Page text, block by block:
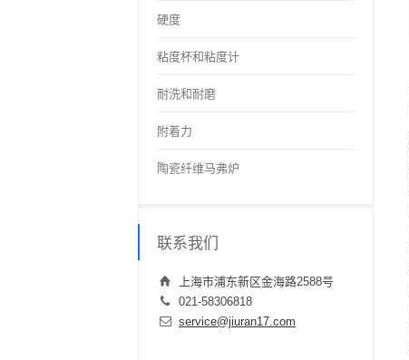
硬度
粘度杯和粘度计
耐洗和耐磨
附着力
陶瓷纤维马弗炉
联系我们
上海市浦东新区金海路2588号
021-58306818
service@jiuran17.com